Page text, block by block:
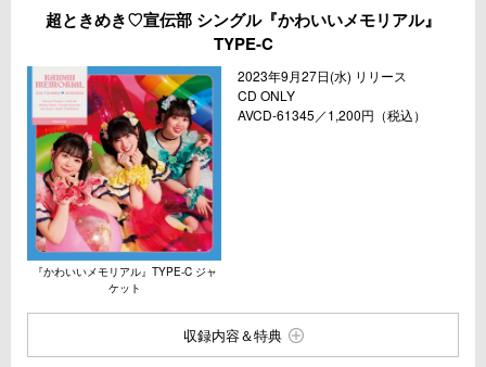
超ときめき♡宣伝部 シングル『かわいいメモリアル』
TYPE-C
『かわいいメモリアル』TYPE-C ジャ
ケット
2023年9月27日(水) リリース
CD ONLY
AVCD-61345／1,200円（税込）
収録内容＆特典